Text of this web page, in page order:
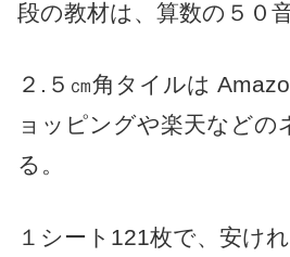
段の教材は、算数の５０
２.５㎝角タイルは
ョッピングや楽天などの
る。
１シート121枚で、安け